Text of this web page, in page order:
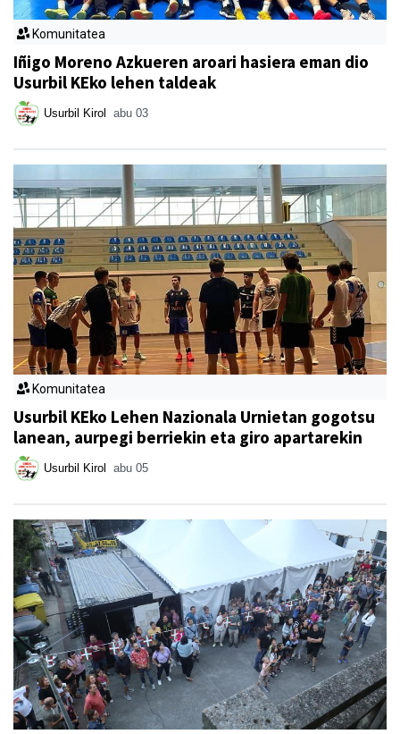
Komunitatea
Iñigo Moreno Azkueren aroari hasiera eman dio
Usurbil KEko lehen taldeak
Usurbil Kirol abu 03
Komunitatea
Usurbil KEko Lehen Nazionala Urnietan gogotsu
lanean, aurpegi berriekin eta giro apartarekin
Usurbil Kirol abu 05